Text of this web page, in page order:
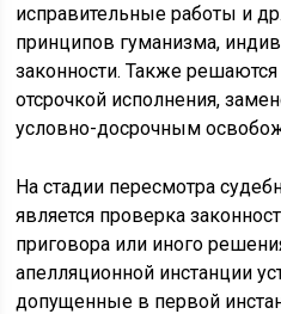
исправительные работы и
принципов гуманизма,
законности. Также
отсрочкой исполнения,
условно-досрочным
На стадии пересмотра
является проверка
приговора или иного
апелляционной инстанции
допущенные в первой